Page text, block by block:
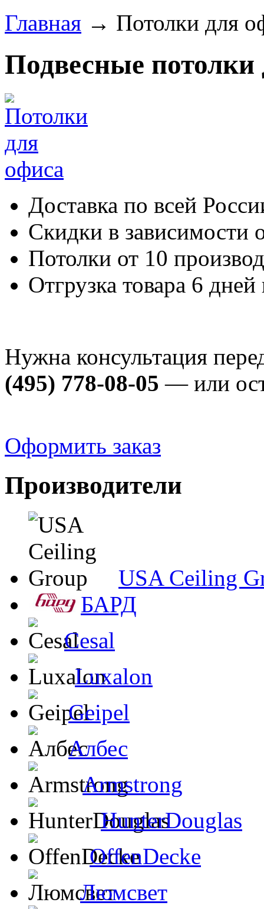
Главная → Потолки для
Подвесные потолки
Доставка по всей
Скидки в зависимости
Потолки от 10
Отгрузка товара 6
Нужна консультация
(495) 778-08-05 — или
Оформить заказ
Производители
USA Ceiling
БАРД
Cesal
Luxalon
Geipel
Албес
Armstrong
HunterDouglas
OffenDecke
Люмсвет